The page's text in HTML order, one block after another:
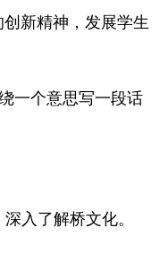
新精神，发展学生
一个意思写一段话
入了解桥文化。